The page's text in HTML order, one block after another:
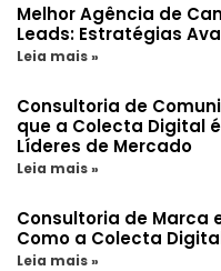
Melhor Agência de
Leads: Estratégias
Leia mais »
Consultoria de
que a Colecta Digital
Líderes de Mercado
Leia mais »
Consultoria de Marca
Como a Colecta
Leia mais »